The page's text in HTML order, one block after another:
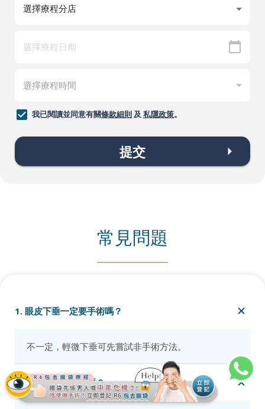
我已閱讀並同意有關條款細則 及 私隱政策。
提交
常見問題
1. 眼皮下垂一定要手術嗎？
不一定，輕微下垂可先嘗試非手術方法。
2. 眼皮手術會留疤嗎？